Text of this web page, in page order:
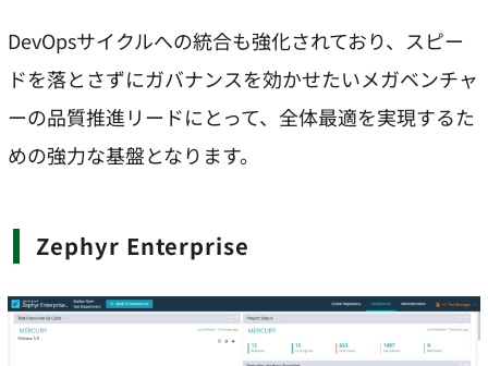
DevOpsサイクルへの統合も強化されており、スピー
ドを落とさずにガバナンスを効かせたいメガベンチャ
ーの品質推進リードにとって、全体最適を実現するた
めの強力な基盤となります。
Zephyr Enterprise